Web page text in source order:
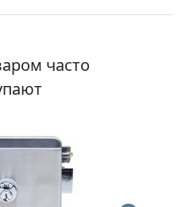
часто